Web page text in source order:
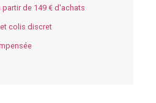
de 149 € d'achats
colis discret